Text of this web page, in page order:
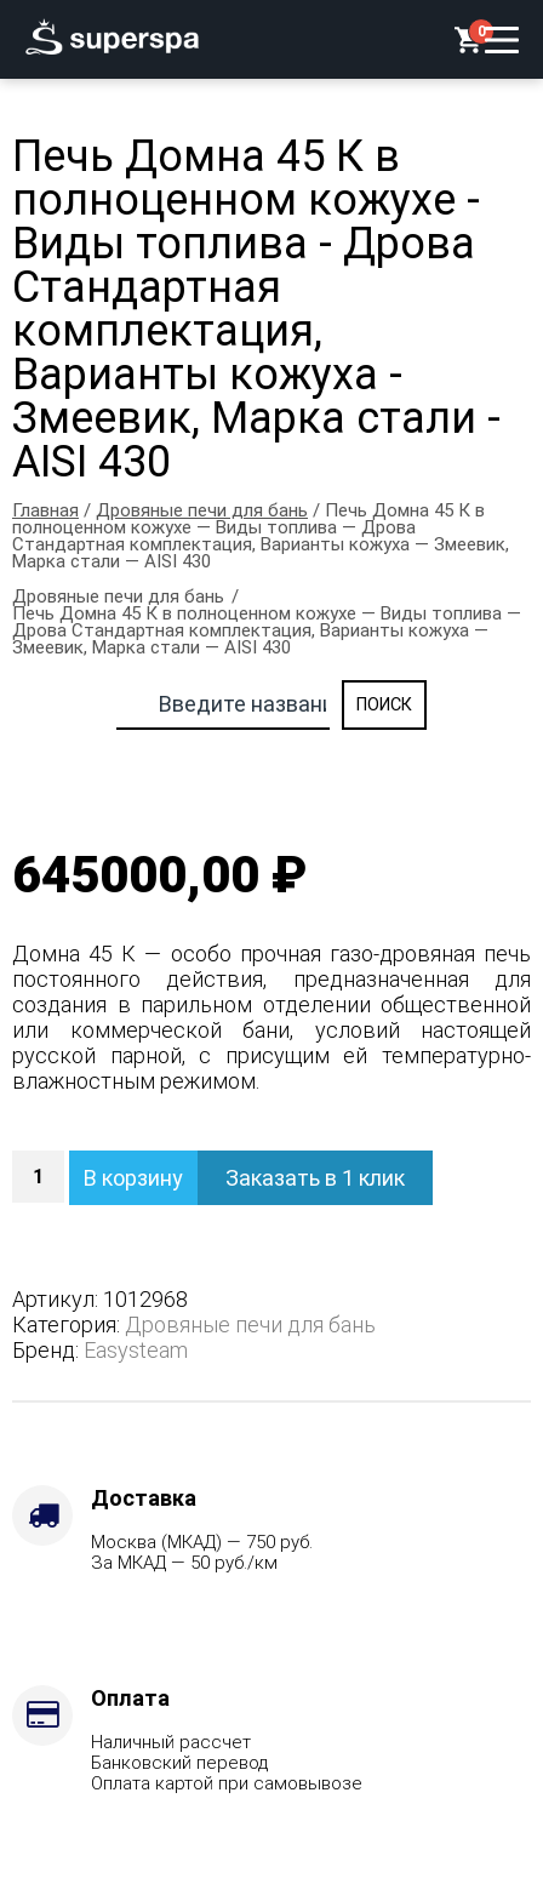
0
Печь Домна 45 К в
полноценном кожухе -
Виды топлива - Дрова
Стандартная
комплектация,
Варианты кожуха -
Змеевик, Марка стали -
AISI 430
Главная / Дровяные печи для бань / Печь Домна 45 К в
полноценном кожухе — Виды топлива — Дрова
Стандартная комплектация, Варианты кожуха — Змеевик,
Марка стали — AISI 430
Дровяные печи для бань
Печь Домна 45 К в полноценном кожухе — Виды топлива —
Дрова Стандартная комплектация, Варианты кожуха —
Змеевик, Марка стали — AISI 430
645000,00 ₽
Домна 45 К — особо прочная газо-дровяная печь
постоянного действия, предназначенная для
создания в парильном отделении общественной
или коммерческой бани, условий настоящей
русской парной, с присущим ей температурно-
влажностным режимом.
Печь
Домна
в
полноценном
кожухе
-
Стандартная
комплектация,
Варианты
AISI
В корзину Заказать в 1 клик
Артикул: 1012968
Категория: Дровяные печи для бань
Бренд: Easysteam
Доставка
Москва (МКАД) — 750 руб.
За МКАД — 50 руб./км
Оплата
Наличный рассчет
Банковский перевод
Оплата картой при самовывозе